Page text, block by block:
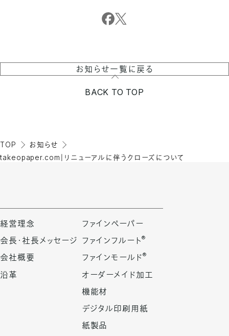
お知らせ一覧に戻る
BACK TO TOP
TOP
お知らせ
takeopaper.com｜リニューアルに伴うクローズについて
経営理念
会長・社長メッセージ
会社概要
沿革
ファインペーパー
ファインフルート®
ファインモールド®
オーダーメイド加工
機能材
デジタル印刷用紙
紙製品